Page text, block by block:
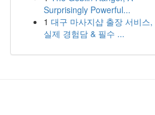
Surprisingly Powerful...
1 대구 마사지샵 출장 서비스,
실제 경험담 & 필수 ...